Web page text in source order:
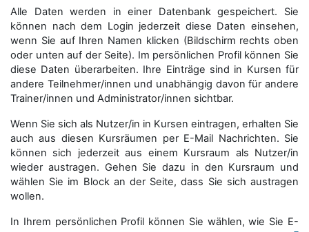
Alle Daten werden in einer Datenbank gespeichert. Sie
können nach dem Login jederzeit diese Daten einsehen,
wenn Sie auf Ihren Namen klicken (Bildschirm rechts oben
oder unten auf der Seite). Im persönlichen Profil können Sie
diese Daten überarbeiten. Ihre Einträge sind in Kursen für
andere Teilnehmer/innen und unabhängig davon für andere
Trainer/innen und Administrator/innen sichtbar.
Wenn Sie sich als Nutzer/in in Kursen eintragen, erhalten Sie
auch aus diesen Kursräumen per E-Mail Nachrichten. Sie
können sich jederzeit aus einem Kursraum als Nutzer/in
wieder austragen. Gehen Sie dazu in den Kursraum und
wählen Sie im Block an der Seite, dass Sie sich austragen
wollen.
In Ihrem persönlichen Profil können Sie wählen, wie Sie E-